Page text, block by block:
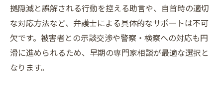
拠隠滅と誤解される行動を控える助言や、自首時の適切
な対応方法など、弁護士による具体的なサポートは不可
欠です。被害者との示談交渉や警察・検察への対応も円
滑に進められるため、早期の専門家相談が最適な選択と
なります。